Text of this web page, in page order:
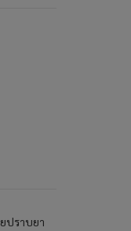
ยปราบยา